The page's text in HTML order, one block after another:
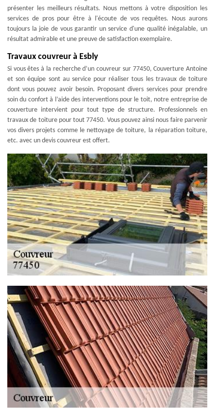
présenter les meilleurs résultats. Nous mettons à votre disposition les
services de pros pour être à l'écoute de vos requêtes. Nous aurons
toujours la joie de vous garantir un service d'une qualité inégalable, un
résultat admirable et une preuve de satisfaction exemplaire.
Travaux couvreur à Esbly
Si vous êtes à la recherche d’un couvreur sur 77450, Couverture Antoine
et son équipe sont au service pour réaliser tous les travaux de toiture
dont vous pouvez avoir besoin. Proposant divers services pour prendre
soin du confort à l’aide des interventions pour le toit, notre entreprise de
couverture intervient pour tout type de structure. Professionnels en
travaux de toiture pour tout 77450. Vous pouvez ainsi nous faire parvenir
vos divers projets comme le nettoyage de toiture, la réparation toiture,
etc. avec un devis couvreur est offert.